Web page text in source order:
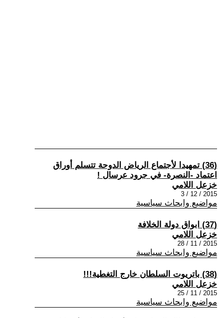
(36) تمهيدا لأجتماع الرياض الدوحة تتسلم أوراق
اعتماد -النصرة- في جرود عرسال !
خزعل اللامي
2015 / 12 / 3
مواضيع وابحاث سياسية
(37) ابواق دولة الخلافة
خزعل اللامي
2015 / 11 / 28
مواضيع وابحاث سياسية
(38) باتريوت السلطان خارج التغطية!!!
خزعل اللامي
2015 / 11 / 25
مواضيع وابحاث سياسية